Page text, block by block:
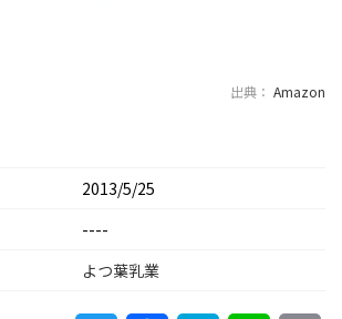
出典： Amazon
2013/5/25
----
よつ葉乳業